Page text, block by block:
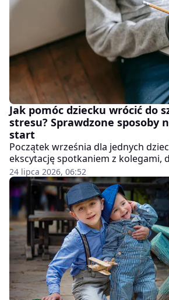
Jak pomóc dziecku wrócić do
stresu? Sprawdzone sposoby
start
Początek września dla jednych
ekscytację spotkaniem z kolegami,
niepokój związany z powrotem do
obowiązków. Zmiana rytmu dnia,
nieznani nauczyciele czy pierwsza
wywoływać stres niezależnie od
jednak ogromny wpływ na to, jak
moment.
24 lipca 2026, 06:52